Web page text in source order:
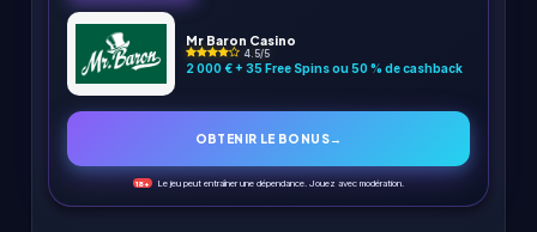
Mr Baron Casino
4.5/5
2 000 € + 35 Free Spins ou 50 % de cashback
OBTENIR LE BONUS→
18+ Le jeu peut entraîner une dépendance. Jouez avec modération.